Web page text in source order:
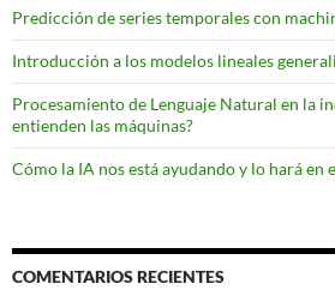
Predicción de series temporales con
Introducción a los modelos lineales
Procesamiento de Lenguaje Natural en la
entienden las máquinas?
Cómo la IA nos está ayudando y lo hará en
COMENTARIOS RECIENTES